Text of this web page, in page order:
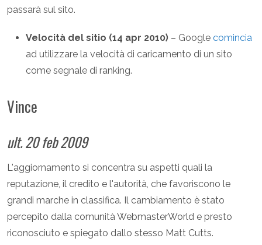
passarà sul sito.
Velocità del sitio (14 apr 2010) – Google comincia
ad utilizzare la velocità di caricamento di un sito
come segnale di ranking.
Vince
ult. 20 feb 2009
L'aggiornamento si concentra su aspetti quali la
reputazione, il credito e l'autorità, che favoriscono le
grandi marche in classifica. Il cambiamento è stato
percepito dalla comunità WebmasterWorld e presto
riconosciuto e spiegato dallo stesso Matt Cutts.